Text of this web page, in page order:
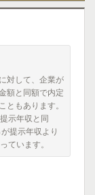
対して、企業が
額と同額で内定
もあります。
示年収と同
提示年収より
ています。